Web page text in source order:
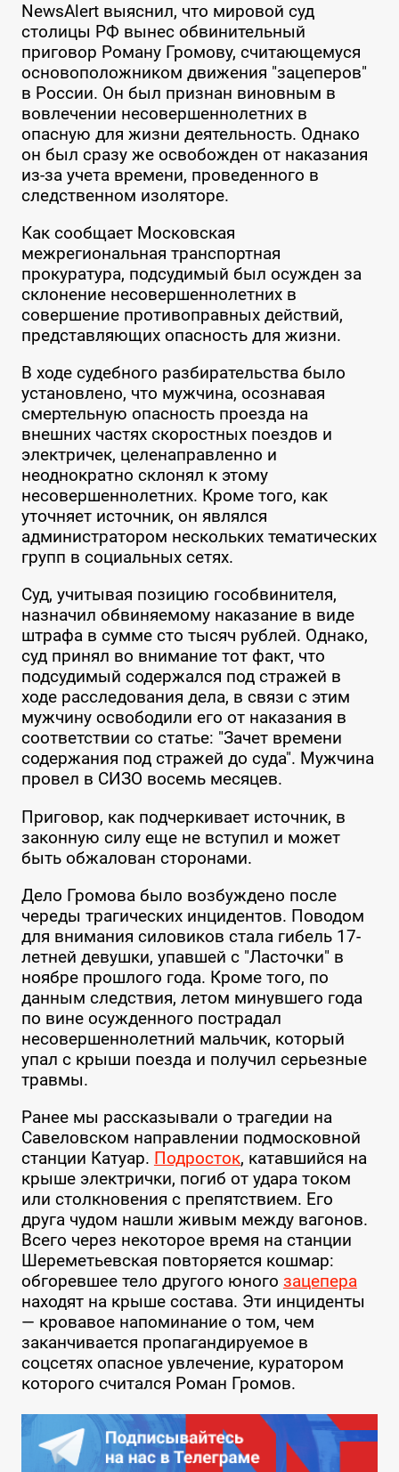
NewsAlert выяснил, что мировой суд
столицы РФ вынес обвинительный
приговор Роману Громову, считающемуся
основоположником движения "зацеперов"
в России. Он был признан виновным в
вовлечении несовершеннолетних в
опасную для жизни деятельность. Однако
он был сразу же освобожден от наказания
из-за учета времени, проведенного в
следственном изоляторе.
Как сообщает Московская
межрегиональная транспортная
прокуратура, подсудимый был осужден за
склонение несовершеннолетних в
совершение противоправных действий,
представляющих опасность для жизни.
В ходе судебного разбирательства было
установлено, что мужчина, осознавая
смертельную опасность проезда на
внешних частях скоростных поездов и
электричек, целенаправленно и
неоднократно склонял к этому
несовершеннолетних. Кроме того, как
уточняет источник, он являлся
администратором нескольких тематических
групп в социальных сетях.
Суд, учитывая позицию гособвинителя,
назначил обвиняемому наказание в виде
штрафа в сумме сто тысяч рублей. Однако,
суд принял во внимание тот факт, что
подсудимый содержался под стражей в
ходе расследования дела, в связи с этим
мужчину освободили его от наказания в
соответствии со статье: "Зачет времени
содержания под стражей до суда". Мужчина
провел в СИЗО восемь месяцев.
Приговор, как подчеркивает источник, в
законную силу еще не вступил и может
быть обжалован сторонами.
Дело Громова было возбуждено после
череды трагических инцидентов. Поводом
для внимания силовиков стала гибель 17-
летней девушки, упавшей с "Ласточки" в
ноябре прошлого года. Кроме того, по
данным следствия, летом минувшего года
по вине осужденного пострадал
несовершеннолетний мальчик, который
упал с крыши поезда и получил серьезные
травмы.
Ранее мы рассказывали о трагедии на
Савеловском направлении подмосковной
станции Катуар. Подросток, катавшийся на
крыше электрички, погиб от удара током
или столкновения с препятствием. Его
друга чудом нашли живым между вагонов.
Всего через некоторое время на станции
Шереметьевская повторяется кошмар:
обгоревшее тело другого юного зацепера
находят на крыше состава. Эти инциденты
— кровавое напоминание о том, чем
заканчивается пропагандируемое в
соцсетях опасное увлечение, куратором
которого считался Роман Громов.